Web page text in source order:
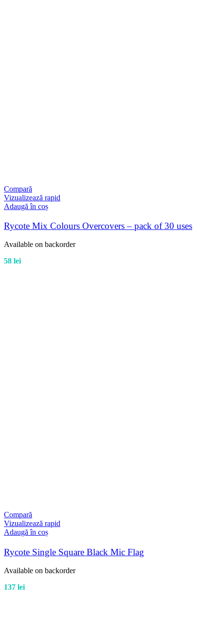
Compară
Vizualizează rapid
Adaugă în coș
Rycote Mix Colours Overcovers – pack of 30 uses
Available on backorder
58 lei
Compară
Vizualizează rapid
Adaugă în coș
Rycote Single Square Black Mic Flag
Available on backorder
137 lei